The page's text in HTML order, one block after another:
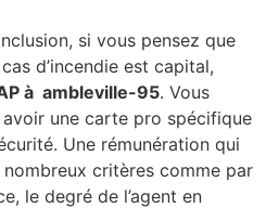
si vous pensez que
d’incendie est capital,
à ambleville-95. Vous
avoir une carte pro spécifique
Une rémunération qui
critères comme par
le degré de l’agent en